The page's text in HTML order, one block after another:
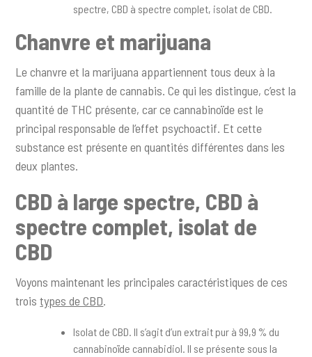
spectre, CBD à spectre complet, isolat de CBD.
Chanvre et marijuana
Le chanvre et la marijuana appartiennent tous deux à la
famille de la plante de cannabis. Ce qui les distingue, c’est la
quantité de THC présente, car ce cannabinoïde est le
principal responsable de l’effet psychoactif. Et cette
substance est présente en quantités différentes dans les
deux plantes.
CBD à large spectre, CBD à
spectre complet, isolat de
CBD
Voyons maintenant les principales caractéristiques de ces
troistypes de CBD.
Isolat de CBD. Il s’agit d’un extrait pur à 99,9 % du
cannabinoïde cannabidiol. Il se présente sous la